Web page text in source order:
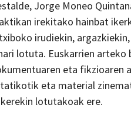
Jorge Moneo
irekitako hainbat
irudiekin,
lotuta. Euskarrien
eta fikzioaren
eta material
lotutakoak ere.